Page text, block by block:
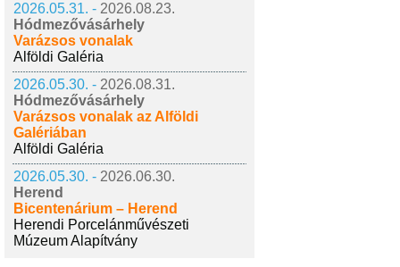
2026.05.31. - 2026.08.23.
Hódmezővásárhely
Varázsos vonalak
Alföldi Galéria
2026.05.30. - 2026.08.31.
Hódmezővásárhely
Varázsos vonalak az Alföldi
Galériában
Alföldi Galéria
2026.05.30. - 2026.06.30.
Herend
Bicentenárium – Herend
Herendi Porcelánművészeti
Múzeum Alapítvány